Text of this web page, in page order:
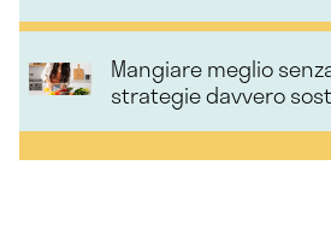
Mangiare meglio
strategie davvero